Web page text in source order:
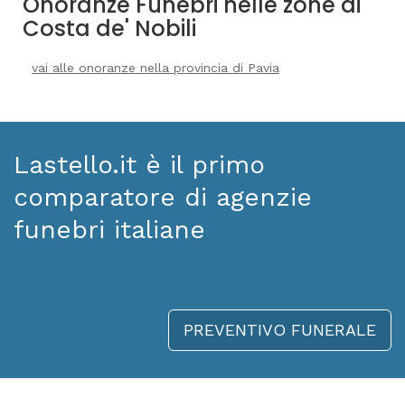
Costa de' Nobili
vai alle onoranze nella provincia di Pavia
Lastello.it è il primo
comparatore di agenzie
funebri italiane
PREVENTIVO FUNERALE